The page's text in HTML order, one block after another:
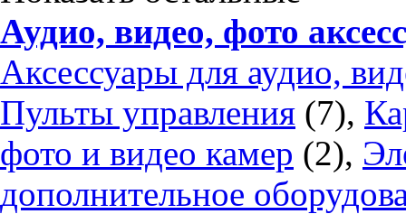
Аудио, видео, фото
Аксессуары для аудио,
Пульты управления (7),
фото и видео камер (2),
дополнительное